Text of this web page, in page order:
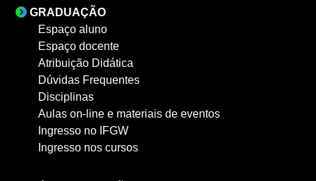
GRADUAÇÃO
Espaço aluno
Espaço docente
Atribuição Didática
Dúvidas Frequentes
Disciplinas
Aulas on-line e materiais de eventos
Ingresso no IFGW
Ingresso nos cursos